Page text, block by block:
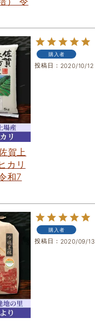
賀上
カリ
和7
購入者
投稿日 2020/10/12
購入者
投稿日 2020/09/13